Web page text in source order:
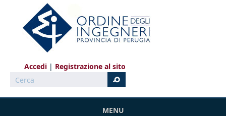
Salta al contenuto principale
Accedi
Registrazione al sito
Cerca
MENU